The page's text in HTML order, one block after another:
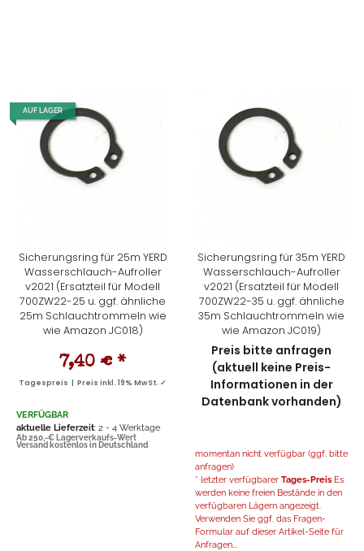
AUF LAGER
Sicherungsring für 25m YERD
Wasserschlauch-Aufroller
v2021 (Ersatzteil für Modell
700ZW22-25 u. ggf. ähnliche
25m Schlauchtrommeln wie
wie Amazon JC018)
7,40 € *
Tagespreis | Preis inkl. 19% MwSt. ✓
VERFÜGBAR
aktuelle Lieferzeit: 2 - 4 Werktage
Ab 250,-€ Lagerverkaufs-Wert
Versand kostenlos in Deutschland
Sicherungsring für 35m YERD
Wasserschlauch-Aufroller
v2021 (Ersatzteil für Modell
700ZW22-35 u. ggf. ähnliche
35m Schlauchtrommeln wie
wie Amazon JC019)
Preis bitte anfragen
(aktuell keine Preis-
Informationen in der
Datenbank vorhanden)
momentan nicht verfügbar (ggf. bitte
anfragen)
* letzter verfügbarer Tages-Preis Es
werden keine freien Bestände in den
verfügbaren Lägern angezeigt.
Verwenden Sie ggf. das Fragen-
Formular auf dieser Artikel-Seite für
Anfragen...